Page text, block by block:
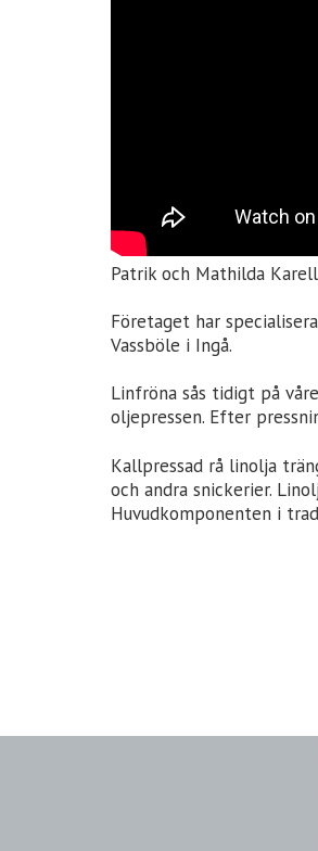
Patrik och Mathilda
Företaget har
Vassböle i Ingå.
Linfröna sås tidigt på
oljepressen. Efter
Kallpressad rå linolja
och andra snickerier.
Huvudkomponenten i